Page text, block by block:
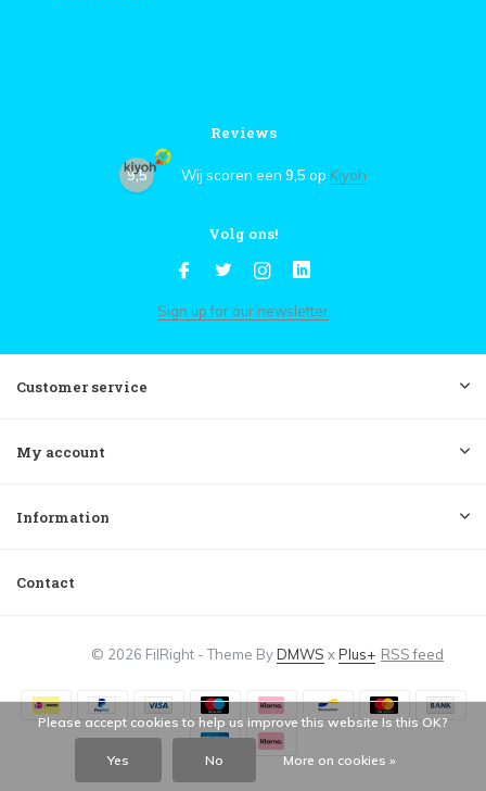
Reviews
9,5 Wij scoren een 9,5 op Kiyoh
Volg ons!
Sign up for our newsletter
Customer service
My account
Information
Contact
© 2026 FilRight - Theme ByDMWS xPlus+ RSS feed
Please accept cookies to help us improve this website Is this OK?
Yes No More on cookies »